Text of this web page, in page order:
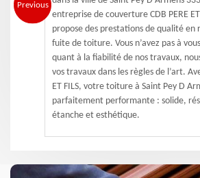
Previous
entreprise de couverture CDB PERE ET
propose des prestations de qualité en
fuite de toiture. Vous n’avez pas à
quant à la fiabilité de nos travaux,
vos travaux dans les règles de l’art.
ET FILS, votre toiture à Saint Pey D
parfaitement performante : solide,
étanche et esthétique.